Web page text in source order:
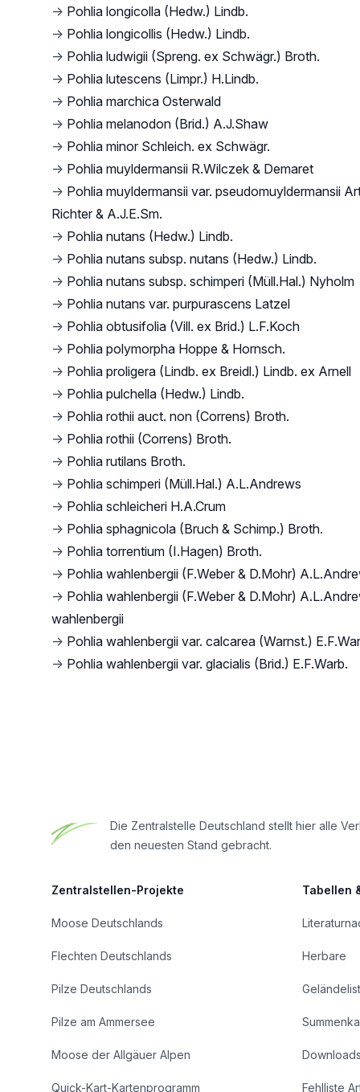
→ Pohlia longicolla (Hedw.) Lindb.
→ Pohlia longicollis (Hedw.) Lindb.
→ Pohlia ludwigii (Spreng. ex Schwägr.) Broth.
→ Pohlia lutescens (Limpr.) H.Lindb.
→ Pohlia marchica Osterwald
→ Pohlia melanodon (Brid.) A.J.Shaw
→ Pohlia minor Schleich. ex Schwägr.
→ Pohlia muyldermansii R.Wilczek & Demaret
→ Pohlia muyldermansii var. pseudomuyldermansii
Richter & A.J.E.Sm.
→ Pohlia nutans (Hedw.) Lindb.
→ Pohlia nutans subsp. nutans (Hedw.) Lindb.
→ Pohlia nutans subsp. schimperi (Müll.Hal.) Nyholm
→ Pohlia nutans var. purpurascens Latzel
→ Pohlia obtusifolia (Vill. ex Brid.) L.F.Koch
→ Pohlia polymorpha Hoppe & Hornsch.
→ Pohlia proligera (Lindb. ex Breidl.) Lindb. ex Arnell
→ Pohlia pulchella (Hedw.) Lindb.
→ Pohlia rothii auct. non (Correns) Broth.
→ Pohlia rothii (Correns) Broth.
→ Pohlia rutilans Broth.
→ Pohlia schimperi (Müll.Hal.) A.L.Andrews
→ Pohlia schleicheri H.A.Crum
→ Pohlia sphagnicola (Bruch & Schimp.) Broth.
→ Pohlia torrentium (I.Hagen) Broth.
→ Pohlia wahlenbergii (F.Weber & D.Mohr)
→ Pohlia wahlenbergii (F.Weber & D.Mohr)
wahlenbergii
→ Pohlia wahlenbergii var. calcarea (Warnst.)
→ Pohlia wahlenbergii var. glacialis (Brid.) E.F.Warb.
Die Zentralstelle Deutschland stellt hier alle
den neuesten Stand gebracht.
Zentralstellen-Projekte
Moose Deutschlands
Flechten Deutschlands
Pilze Deutschlands
Pilze am Ammersee
Moose der Allgäuer Alpen
Quick-Kart-Kartenprogramm
Tabellen
Herbare
Downloads
Fehlliste